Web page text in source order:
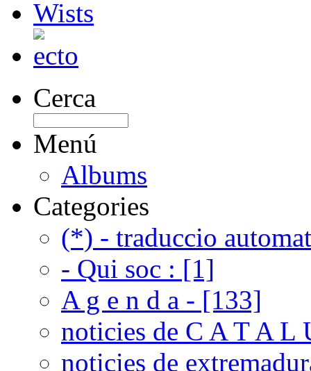
Cerca
Menú
Albums
Categories
(*) - traduccio
- Qui soc : [1]
A g e n d a - [133]
noticies de C A T A L
noticies de